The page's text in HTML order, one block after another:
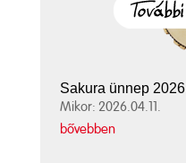
Sakura ünnep 2026
Mikor: 2026.04.11.
bővebben